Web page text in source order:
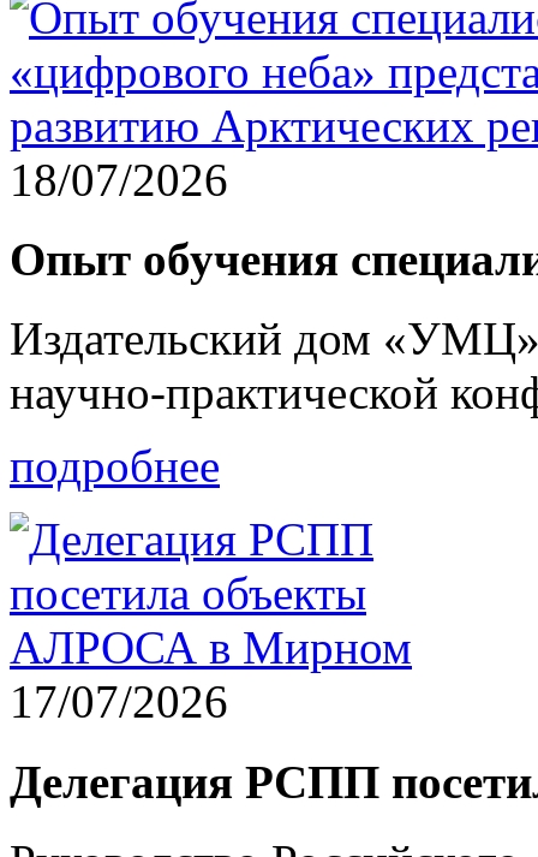
18/07/2026
Опыт обучения
Издательский дом
научно-практической
подробнее
17/07/2026
Делегация РСПП